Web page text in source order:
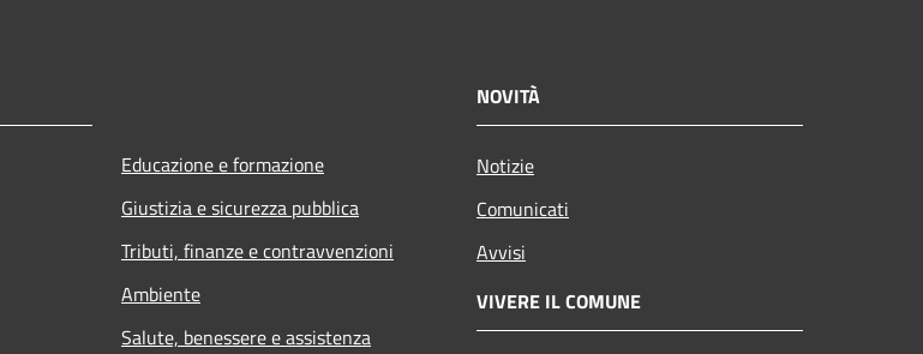
Educazione e formazione
Giustizia e sicurezza pubblica
Tributi, finanze e contravvenzioni
Ambiente
Salute, benessere e assistenza
NOVITÀ
Notizie
Comunicati
Avvisi
VIVERE IL COMUNE